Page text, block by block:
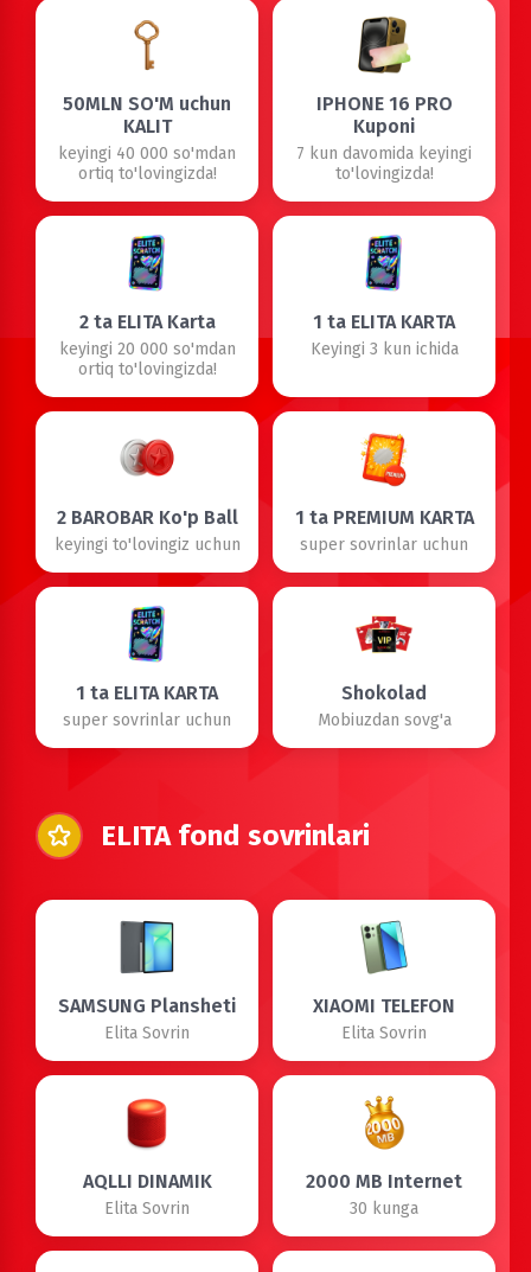
50MLN SO'M uchun
KALIT
keyingi 40 000 so'mdan
ortiq to'lovingizda!
IPHONE 16 PRO
Kuponi
7 kun davomida keyingi
to'lovingizda!
2 ta ELITA Karta
keyingi 20 000 so'mdan
ortiq to'lovingizda!
1 ta ELITA KARTA
Keyingi 3 kun ichida
2 BAROBAR Ko'p Ball
keyingi to'lovingiz uchun
1 ta PREMIUM KARTA
super sovrinlar uchun
1 ta ELITA KARTA
super sovrinlar uchun
Shokolad
Mobiuzdan sovg'a
ELITA fond sovrinlari
SAMSUNG Plansheti
Elita Sovrin
XIAOMI TELEFON
Elita Sovrin
AQLLI DINAMIK
Elita Sovrin
2000 MB Internet
30 kunga